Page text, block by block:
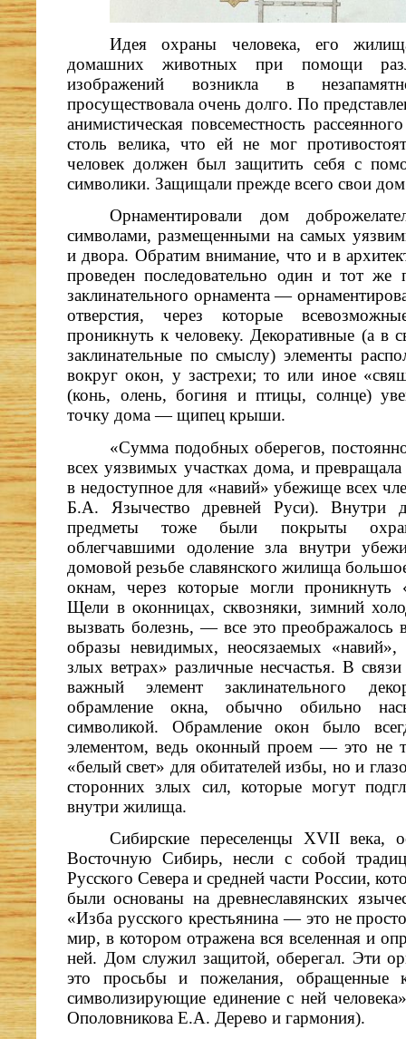
Идея охраны человека, его
домашних животных при помощи
изображений возникла в
просуществовала очень долго. По
анимистическая повсеместность
столь велика, что ей не мог
человек должен был защитить себя с
символики. Защищали прежде всего свои
Орнаментировали дом
символами, размещенными на самых
и двора. Обратим внимание, что и в
проведен последовательно один и тот же
заклинательного орнамента —
отверстия, через которые
проникнуть к человеку. Декоративные (а в
заклинательные по смыслу) элементы
вокруг окон, у застрехи; то или иное
(конь, олень, богиня и птицы, солнце)
точку дома — щипец крыши.
«Сумма подобных оберегов,
всех уязвимых участках дома, и
в недоступное для «навий» убежище всех
Б.А. Язычество древней Руси). Внутри
предметы тоже были покрыты
облегчавшими одоление зла внутри
домовой резьбе славянского жилища
окнам, через которые могли проникнуть
Щели в оконницах, сквозняки, зимний
вызвать болезнь, — все это преображалось
образы невидимых, неосязаемых
злых ветрах» различные несчастья. В
важный элемент заклинательного
обрамление окна, обычно обильно
символикой. Обрамление окон было
элементом, ведь оконный проем — это не
«белый свет» для обитателей избы, но и
сторонних злых сил, которые могут
внутри жилища.
Сибирские переселенцы XVII века,
Восточную Сибирь, несли с собой
Русского Севера и средней части России,
были основаны на древнеславянских
«Изба русского крестьянина — это не
мир, в котором отражена вся вселенная и
ней. Дом служил защитой, оберегал. Эти
это просьбы и пожелания,
символизирующие единение с ней
Ополовникова Е.А. Дерево и гармония).